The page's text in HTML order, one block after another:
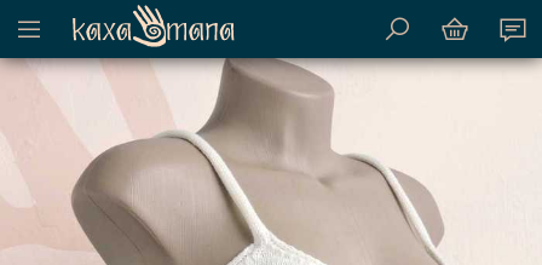
Mostrar menu de conteúdo do site